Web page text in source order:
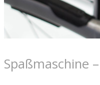
Spaßmaschine